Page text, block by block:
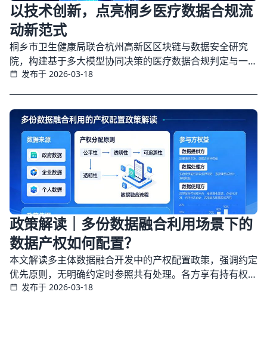
以技术创新，点亮桐乡医疗数据合规流
动新范式
桐乡市卫生健康局联合杭州高新区区块链与数据安全研究
院，构建基于多大模型协同决策的医疗数据合规判定与一致
性校验机制，实现数据安全治理由被动防控向主动治理转
发布于 2026-03-18
政策解读｜多份数据融合利用场景下的
数据产权如何配置？
本文解读多主体数据融合开发中的产权配置政策，强调约定
优先原则，无明确约定时参照共有处理。各方享有持有权和
使用权，对外经营需经其他参与方同意，旨在鼓励数据合作
发布于 2026-03-18